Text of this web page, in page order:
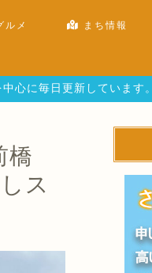
ルメ まち情報
心に毎日更新しています。
橋
ス